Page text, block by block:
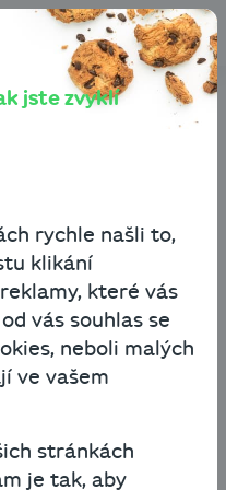
hlavní výhody či
a jaké
podnikání
čtení
jen prodejci
mimo jiné
nabízí spolupráci
jste zvyklí
rychle našli to,
klikání
které vás
vás souhlas se
neboli malých
ve vašem
stránkách
je tak, aby